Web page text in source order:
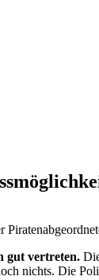
gut vertreten.
nichts. Die